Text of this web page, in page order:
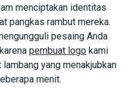
menciptakan identitas
pangkas rambut mereka.
pesaing Anda
pembuat logo kami
yang menakjubkan
menit.